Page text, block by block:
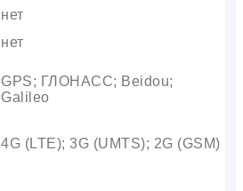
нет
нет
GPS; ГЛОНАСС; Beidou;
Galileo
4G (LTE); 3G (UMTS); 2G (GSM)